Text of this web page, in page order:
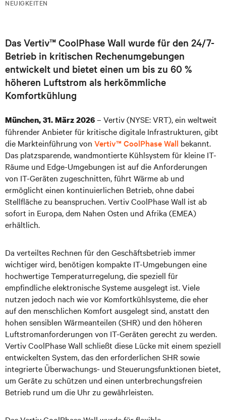
NEUIGKEITEN
Das Vertiv™ CoolPhase Wall wurde für den 24/7-
Betrieb in kritischen Rechenumgebungen
entwickelt und bietet einen um bis zu 60 %
höheren Luftstrom als herkömmliche
Komfortkühlung
München, 31. März 2026– Vertiv (NYSE: VRT), ein weltweit
führender Anbieter für kritische digitale Infrastrukturen, gibt
die Markteinführung von Vertiv™ CoolPhase Wall bekannt.
Das platzsparende, wandmontierte Kühlsystem für kleine IT-
Räume und Edge-Umgebungen ist auf die Anforderungen
von IT-Geräten zugeschnitten, führt Wärme ab und
ermöglicht einen kontinuierlichen Betrieb, ohne dabei
Stellfläche zu beanspruchen. Vertiv CoolPhase Wall ist ab
sofort in Europa, dem Nahen Osten und Afrika (EMEA)
erhältlich.
Da verteiltes Rechnen für den Geschäftsbetrieb immer
wichtiger wird, benötigen kompakte IT-Umgebungen eine
hochwertige Temperaturregelung, die speziell für
empfindliche elektronische Systeme ausgelegt ist. Viele
nutzen jedoch nach wie vor Komfortkühlsysteme, die eher
auf den menschlichen Komfort ausgelegt sind, anstatt den
hohen sensiblen Wärmeanteilen (SHR) und den höheren
Luftstromanforderungen von IT-Geräten gerecht zu werden.
Vertiv CoolPhase Wall schließt diese Lücke mit einem speziell
entwickelten System, das den erforderlichen SHR sowie
integrierte Überwachungs- und Steuerungsfunktionen bietet,
um Geräte zu schützen und einen unterbrechungsfreien
Betrieb rund um die Uhr zu gewährleisten.